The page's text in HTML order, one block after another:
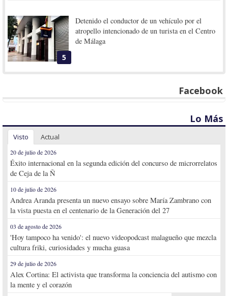
5
Detenido el conductor de un vehículo por el
atropello intencionado de un turista en el Centro
de Málaga
Facebook
Lo Más
Visto Actual
20 de julio de 2026
Éxito internacional en la segunda edición del concurso de microrrelatos
de Ceja de la Ñ
10 de julio de 2026
Andrea Aranda presenta un nuevo ensayo sobre María Zambrano con
la vista puesta en el centenario de la Generación del 27
03 de agosto de 2026
'Hoy tampoco ha venido': el nuevo videopodcast malagueño que mezcla
cultura friki, curiosidades y mucha guasa
29 de julio de 2026
Alex Cortina: El activista que transforma la conciencia del autismo con
la mente y el corazón